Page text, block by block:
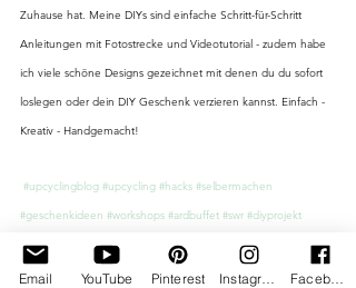
Zuhause hat. Meine DIYs sind einfache Schritt-für-Schritt
Anleitungen mit Fotostrecke und Videotutorial - zudem habe
ich viele schöne Designs gezeichnet mit denen du du sofort
loslegen oder dein DIY Geschenk verzieren kannst. Einfach -
Kreativ - Handgemacht!
#upcyclingblog #upcycling #hacks #selbermachen
#geschenkideen #workshops #ardbuffet #swr #diyprojekt
#diyideen
#bastelideenfürkinder #diydeko
#doityourself
#tvexperte
#diykolumne #blogger #tischdeko #upcycling
Email YouTube Pinterest